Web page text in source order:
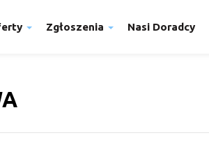
Zgłoszenia Nasi Doradcy